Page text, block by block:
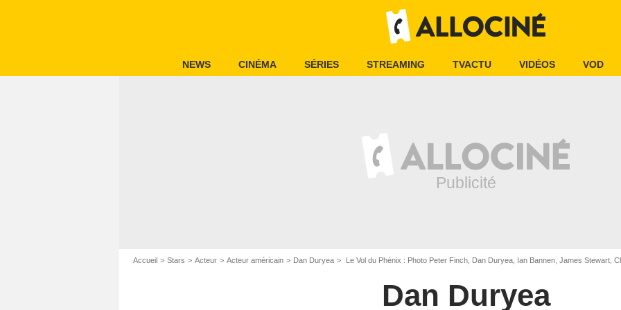
NEWS CINÉMA SÉRIES STREAMING TVACTU VIDÉOS VOD
Accueil Stars Acteur Acteur américain Dan Duryea Le Vol du Phénix : Photo Peter Finch, Dan Duryea, Ian Bannen, James Stewart,
Dan Duryea